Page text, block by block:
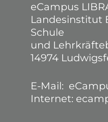
eCampus
Landesinstitut
Schule
und
14974
E-Mail:
Internet: